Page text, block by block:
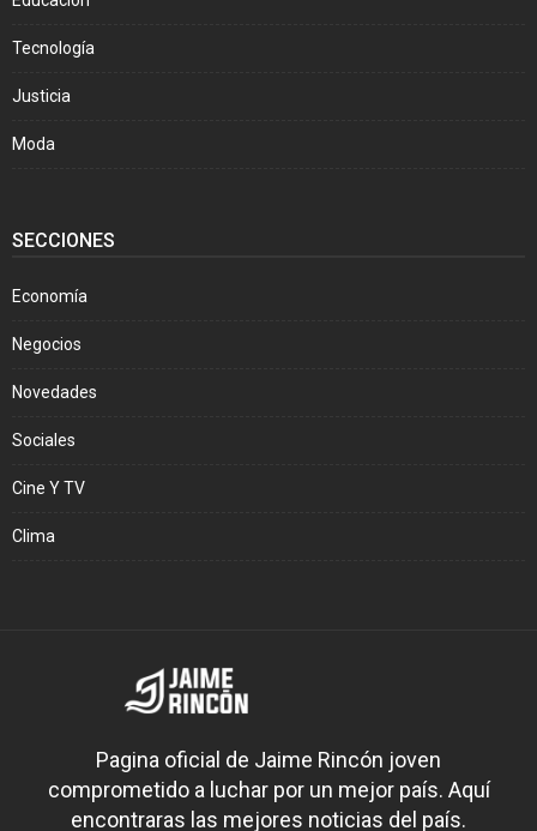
Tecnología
Justicia
Moda
SECCIONES
Economía
Negocios
Novedades
Sociales
Cine Y TV
Clima
Pagina oficial de Jaime Rincón joven
comprometido a luchar por un mejor país. Aquí
encontraras las mejores noticias del país.